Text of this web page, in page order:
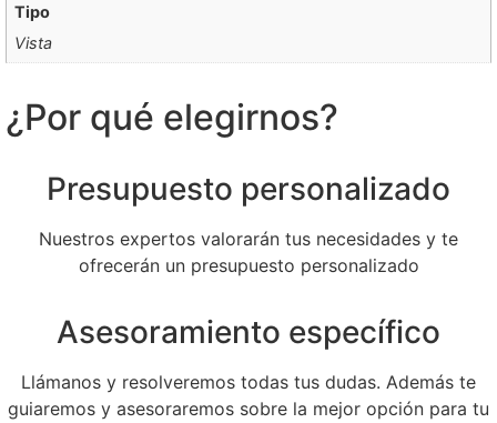
Tipo
Vista
¿Por qué elegirnos?
Presupuesto personalizado
Nuestros expertos valorarán tus necesidades y te
ofrecerán un presupuesto personalizado
Asesoramiento específico
Llámanos y resolveremos todas tus dudas. Además te
guiaremos y asesoraremos sobre la mejor opción para tu